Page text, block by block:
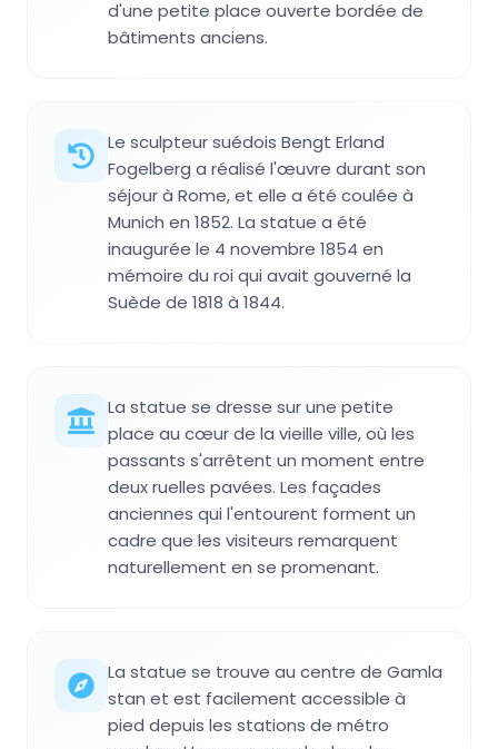
d'une petite place ouverte bordée de
bâtiments anciens.
Le sculpteur suédois Bengt Erland
Fogelberg a réalisé l'œuvre durant son
séjour à Rome, et elle a été coulée à
Munich en 1852. La statue a été
inaugurée le 4 novembre 1854 en
mémoire du roi qui avait gouverné la
Suède de 1818 à 1844.
La statue se dresse sur une petite
place au cœur de la vieille ville, où les
passants s'arrêtent un moment entre
deux ruelles pavées. Les façades
anciennes qui l'entourent forment un
cadre que les visiteurs remarquent
naturellement en se promenant.
La statue se trouve au centre de Gamla
stan et est facilement accessible à
pied depuis les stations de métro